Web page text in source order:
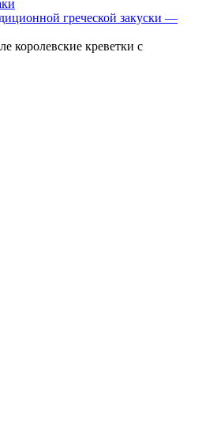
греческой закуски —
королевские креветки с